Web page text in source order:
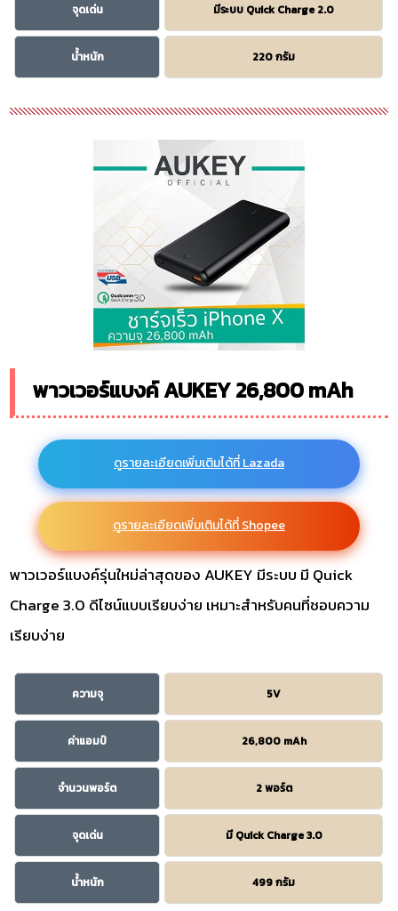
จุดเด่น มีระบบ Quick Charge 2.0
น้ำหนัก 220 กรัม
พาวเวอร์แบงค์ AUKEY 26,800 mAh
ดูรายละเอียดเพิ่มเติมได้ที่ Lazada
ดูรายละเอียดเพิ่มเติมได้ที่ Shopee
พาวเวอร์แบงค์รุ่นใหม่ล่าสุดของ AUKEY มีระบบ มี Quick
Charge 3.0 ดีไซน์แบบเรียบง่าย เหมาะสำหรับคนที่ชอบความ
เรียบง่าย
ความจุ 5V
ค่าแอมป์ 26,800 mAh
จำนวนพอร์ต 2 พอร์ต
จุดเด่น มี Quick Charge 3.0
น้ำหนัก 499 กรัม